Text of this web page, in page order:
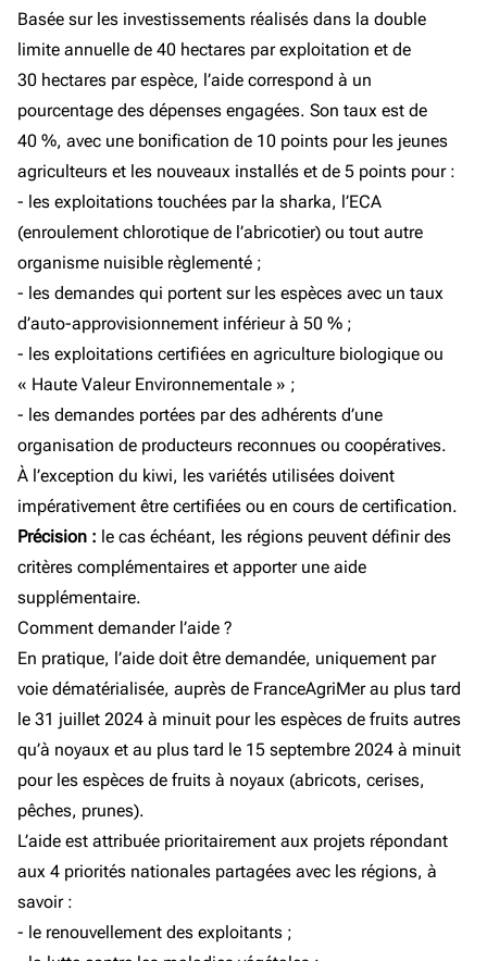
Basée sur les investissements réalisés dans la double
limite annuelle de 40 hectares par exploitation et de
30 hectares par espèce, l’aide correspond à un
pourcentage des dépenses engagées. Son taux est de
40 %, avec une bonification de 10 points pour les jeunes
agriculteurs et les nouveaux installés et de 5 points pour :
- les exploitations touchées par la sharka, l’ECA
(enroulement chlorotique de l’abricotier) ou tout autre
organisme nuisible règlementé ;
- les demandes qui portent sur les espèces avec un taux
d’auto-approvisionnement inférieur à 50 % ;
- les exploitations certifiées en agriculture biologique ou
« Haute Valeur Environnementale » ;
- les demandes portées par des adhérents d’une
organisation de producteurs reconnues ou coopératives.
À l’exception du kiwi, les variétés utilisées doivent
impérativement être certifiées ou en cours de certification.
Précision : le cas échéant, les régions peuvent définir des
critères complémentaires et apporter une aide
supplémentaire.
Comment demander l’aide ?
En pratique, l’aide doit être demandée, uniquement par
voie dématérialisée, auprès de FranceAgriMer au plus tard
le 31 juillet 2024 à minuit pour les espèces de fruits autres
qu’à noyaux et au plus tard le 15 septembre 2024 à minuit
pour les espèces de fruits à noyaux (abricots, cerises,
pêches, prunes).
L’aide est attribuée prioritairement aux projets répondant
aux 4 priorités nationales partagées avec les régions, à
savoir :
- le renouvellement des exploitants ;